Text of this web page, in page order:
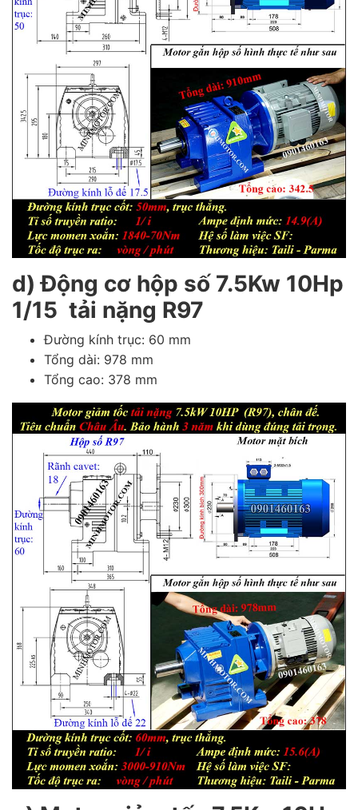
d) Động cơ hộp số 7.5Kw 10Hp
1/15 tải nặng R97
Đường kính trục: 60 mm
Tổng dài: 978 mm
Tổng cao: 378 mm